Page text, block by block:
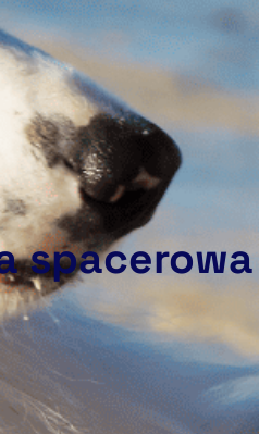
spacerowa